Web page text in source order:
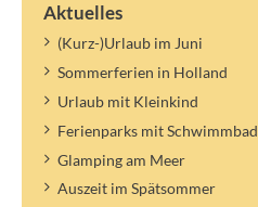
Aktuelles
(Kurz-)Urlaub im Juni
Sommerferien in Holland
Urlaub mit Kleinkind
Ferienparks mit Schwimmbad
Glamping am Meer
Auszeit im Spätsommer